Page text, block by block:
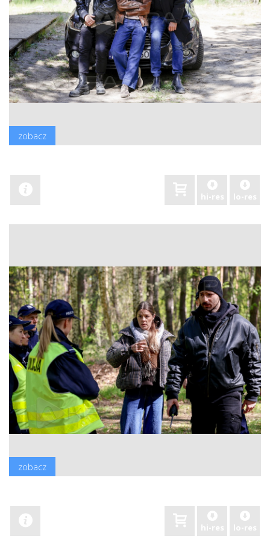
zobacz
hi-res lo-res
zobacz
hi-res lo-res